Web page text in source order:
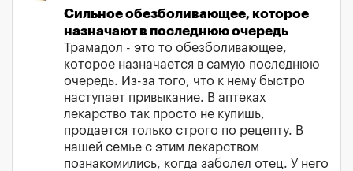
Сильное обезболивающее, которое
назначают в последнюю очередь
Трамадол - это то обезболивающее,
которое назначается в самую последнюю
очередь. Из-за того, что к нему быстро
наступает привыкание. В аптеках
лекарство так просто не купишь,
продается только строго по рецепту. В
нашей семье с этим лекарством
познакомились, когда заболел отец. У него